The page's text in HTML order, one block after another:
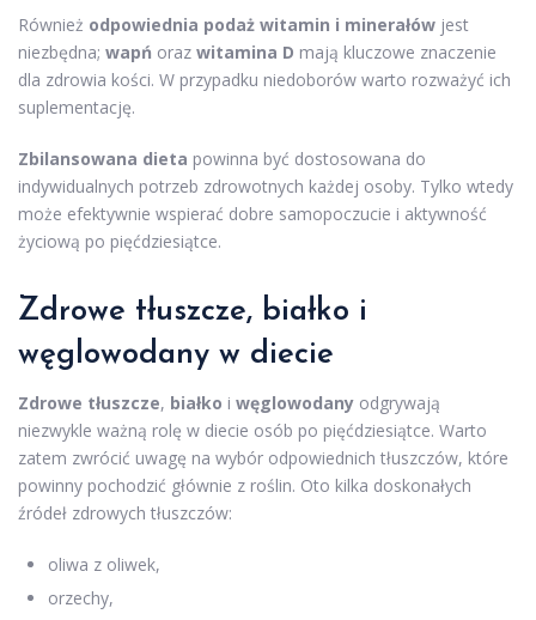
Również odpowiednia podaż witamin i minerałów jest
niezbędna; wapń oraz witamina D mają kluczowe znaczenie
dla zdrowia kości. W przypadku niedoborów warto rozważyć ich
suplementację.
Zbilansowana dieta powinna być dostosowana do
indywidualnych potrzeb zdrowotnych każdej osoby. Tylko wtedy
może efektywnie wspierać dobre samopoczucie i aktywność
życiową po pięćdziesiątce.
Zdrowe tłuszcze, białko i
węglowodany w diecie
Zdrowe tłuszcze, białko i węglowodany odgrywają
niezwykle ważną rolę w diecie osób po pięćdziesiątce. Warto
zatem zwrócić uwagę na wybór odpowiednich tłuszczów, które
powinny pochodzić głównie z roślin. Oto kilka doskonałych
źródeł zdrowych tłuszczów:
oliwa z oliwek,
orzechy,